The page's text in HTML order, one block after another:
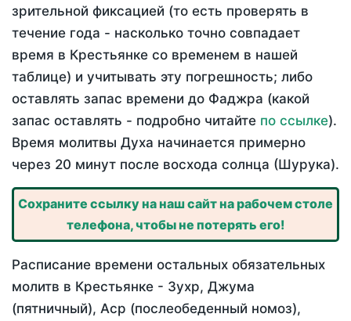
зрительной фиксацией (то есть проверять в
течение года - насколько точно совпадает
время в Крестьянке со временем в нашей
таблице) и учитывать эту погрешность; либо
оставлять запас времени до Фаджра (какой
запас оставлять - подробно читайте по ссылке).
Время молитвы Духа начинается примерно
через 20 минут после восхода солнца (Шурука).
Сохраните ссылку на наш сайт на рабочем столе
телефона, чтобы не потерять его!
Расписание времени остальных обязательных
молитв в Крестьянке - Зухр, Джума
(пятничный), Аср (послеобеденный номоз),